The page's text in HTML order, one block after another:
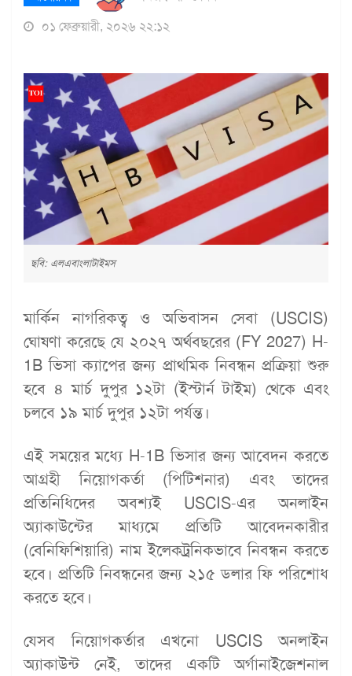
০১ ফেব্রুয়ারী, ২০২৬ ২২:১২
ছবি: এলএবাংলাটাইমস
মার্কিন নাগরিকত্ব ও অভিবাসন সেবা (USCIS)
ঘোষণা করেছে যে ২০২৭ অর্থবছরের (FY 2027) H-
1B ভিসা ক্যাপের জন্য প্রাথমিক নিবন্ধন প্রক্রিয়া শুরু
হবে ৪ মার্চ দুপুর ১২টা (ইস্টার্ন টাইম) থেকে এবং
চলবে ১৯ মার্চ দুপুর ১২টা পর্যন্ত।
এই সময়ের মধ্যে H-1B ভিসার জন্য আবেদন করতে
আগ্রহী নিয়োগকর্তা (পিটিশনার) এবং তাদের
প্রতিনিধিদের অবশ্যই USCIS-এর অনলাইন
অ্যাকাউন্টের মাধ্যমে প্রতিটি আবেদনকারীর
(বেনিফিশিয়ারি) নাম ইলেকট্রনিকভাবে নিবন্ধন করতে
হবে। প্রতিটি নিবন্ধনের জন্য ২১৫ ডলার ফি পরিশোধ
করতে হবে।
যেসব নিয়োগকর্তার এখনো USCIS অনলাইন
অ্যাকাউন্ট নেই, তাদের একটি অর্গানাইজেশনাল